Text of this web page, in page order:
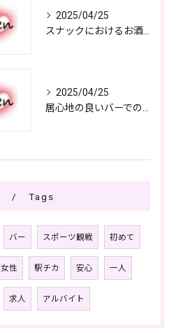
2025/04/25
2025/04/25
Tags
バー スポーツ観戦 初めて
女性 駅チカ 安心 一人
求人 アルバイト